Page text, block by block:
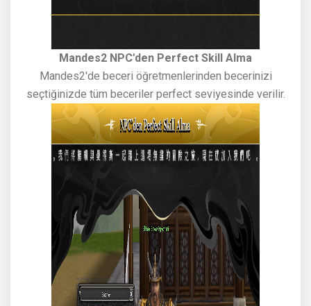
Mandes2 NPC'den Perfect Skill Alma
Mandes2'de beceri öğretmenlerinden becerinizi
seçtiğinizde tüm beceriler perfect seviyesinde verilir.